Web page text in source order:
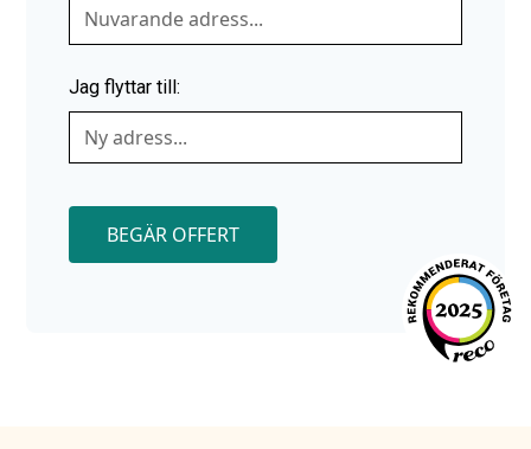
Jag flyttar till:
BEGÄR OFFERT